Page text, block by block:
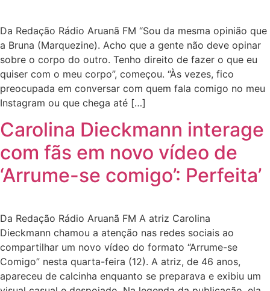
Da Redação Rádio Aruanã FM “Sou da mesma opinião que
a Bruna (Marquezine). Acho que a gente não deve opinar
sobre o corpo do outro. Tenho direito de fazer o que eu
quiser com o meu corpo”, começou. “Às vezes, fico
preocupada em conversar com quem fala comigo no meu
Instagram ou que chega até […]
Carolina Dieckmann interage
com fãs em novo vídeo de
‘Arrume-se comigo’: Perfeita’
Da Redação Rádio Aruanã FM A atriz Carolina
Dieckmann chamou a atenção nas redes sociais ao
compartilhar um novo vídeo do formato “Arrume-se
Comigo” nesta quarta-feira (12). A atriz, de 46 anos,
apareceu de calcinha enquanto se preparava e exibiu um